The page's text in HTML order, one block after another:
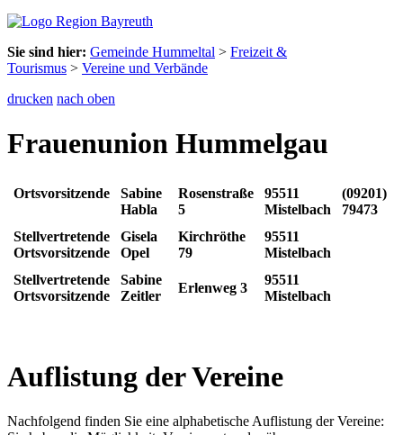
Sie sind hier: Gemeinde Hummeltal > Freizeit &
Tourismus > Vereine und Verbände
drucken nach oben
Frauenunion Hummelgau
Ortsvorsitzende
Sabine
Habla
Rosenstraße
5
95511
Mistelbach
(09201)
79473
Stellvertretende
Ortsvorsitzende
Gisela
Opel
Kirchröthe
79
95511
Mistelbach
Stellvertretende
Ortsvorsitzende
Sabine
Zeitler
Erlenweg 3
95511
Mistelbach
Auflistung der Vereine
Nachfolgend finden Sie eine alphabetische Auflistung der Vereine: